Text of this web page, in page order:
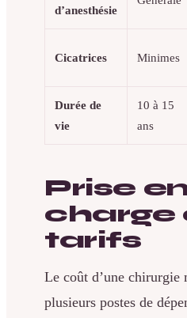
d’anesthésie
Cicatrices Minimes
Durée de
vie
10 à 15
ans
Prise
charge
tarifs
Le coût d’une chirurgie
plusieurs postes de